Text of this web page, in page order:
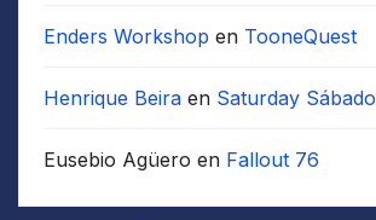
Enders Workshop en TooneQuest
Henrique Beira en Saturday Sábado
Eusebio Agüero en Fallout 76